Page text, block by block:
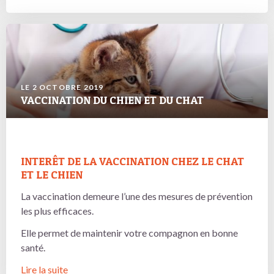
LE 2 OCTOBRE 2019
VACCINATION DU CHIEN ET DU CHAT
INTERÊT DE LA VACCINATION CHEZ LE CHAT
ET LE CHIEN
La vaccination demeure l’une des mesures de prévention
les plus efficaces.
Elle permet de maintenir votre compagnon en bonne
santé.
Lire la suite